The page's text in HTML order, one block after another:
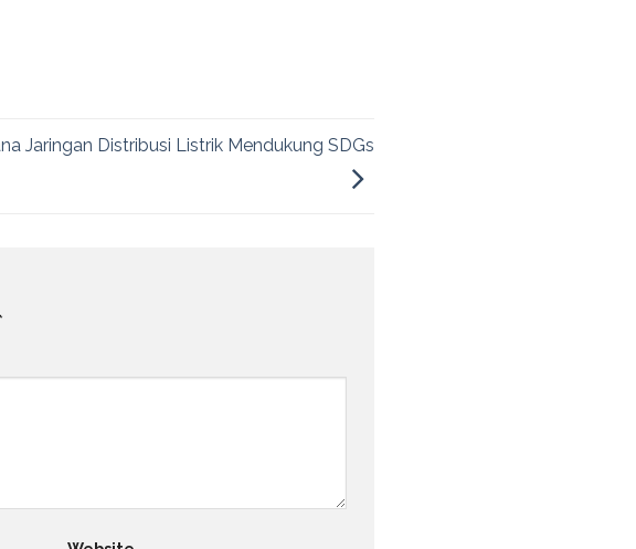
Jaringan Distribusi Listrik Mendukung SDGs